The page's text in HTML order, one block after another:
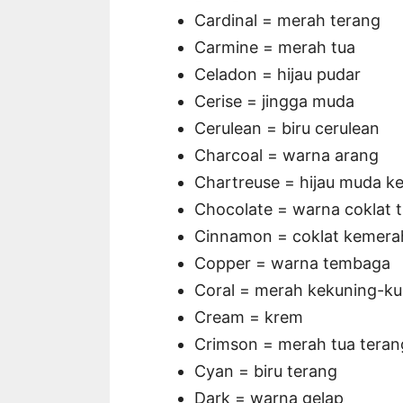
Cardinal = merah terang
Carmine = merah tua
Celadon = hijau pudar
Cerise = jingga muda
Cerulean = biru cerulean
Charcoal = warna arang
Chartreuse = hijau muda
Chocolate = warna coklat
Cinnamon = coklat
Copper = warna tembaga
Coral = merah kekuning-
Cream = krem
Crimson = merah tua
Cyan = biru terang
Dark = warna gelap